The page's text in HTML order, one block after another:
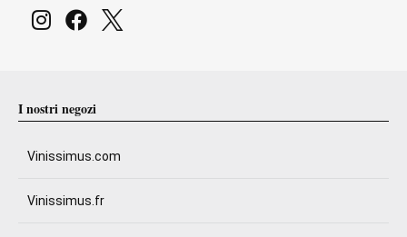
I nostri negozi
Vinissimus.com
Vinissimus.fr